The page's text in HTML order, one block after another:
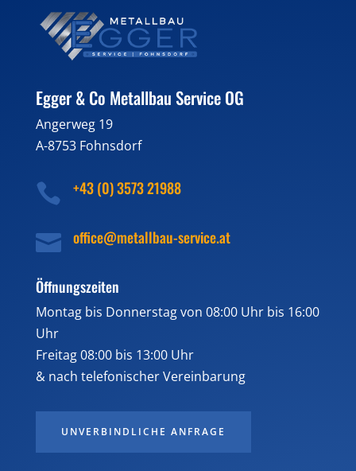
Egger & Co Metallbau Service OG
Angerweg 19
A-8753 Fohnsdorf
 +43 (0) 3573 21988
 office@metallbau-service.at
Öffnungszeiten
Montag bis Donnerstag von 08:00 Uhr bis 16:00
Uhr
Freitag 08:00 bis 13:00 Uhr
& nach telefonischer Vereinbarung
UNVERBINDLICHE ANFRAGE